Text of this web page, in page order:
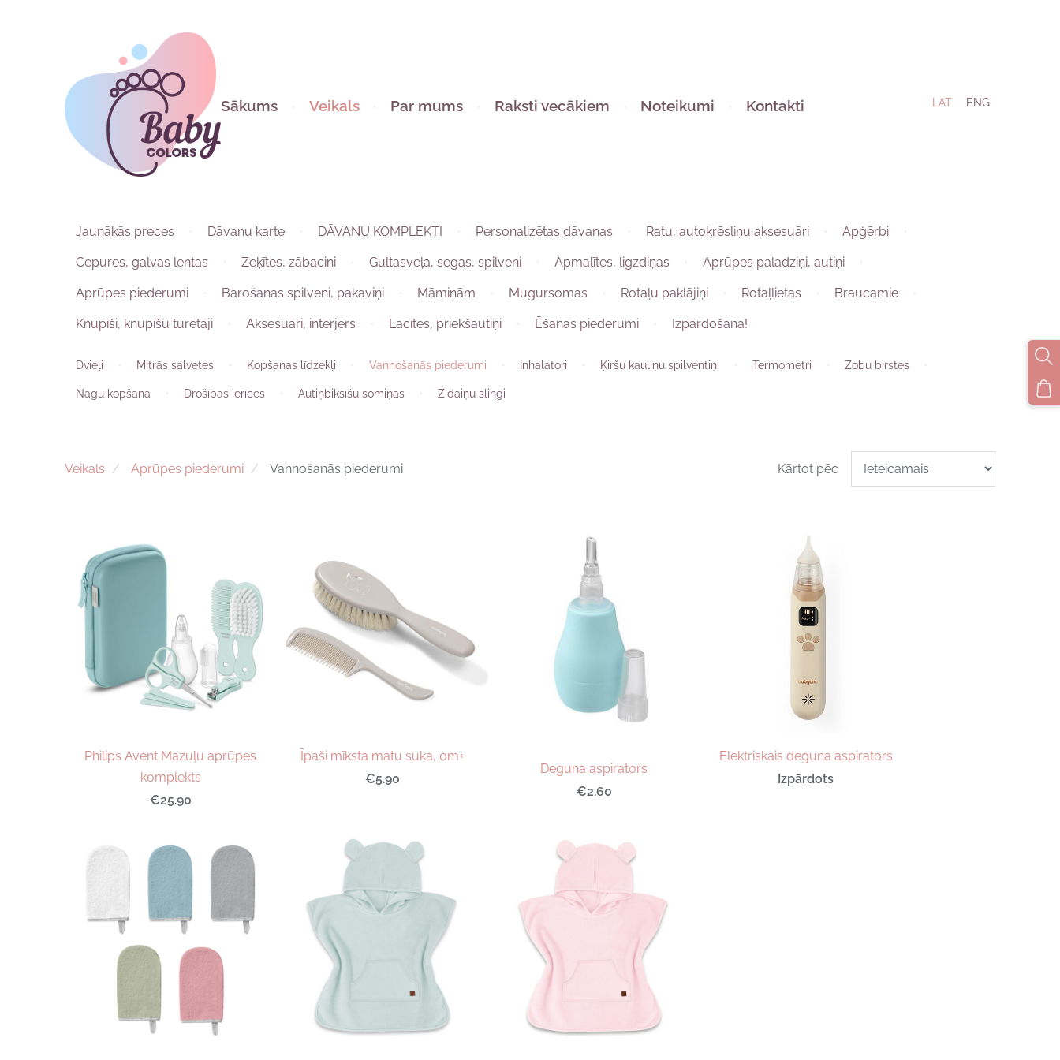
Sākums Veikals Par mums Raksti vecākiem Noteikumi Kontakti LAT ENG
Jaunākās preces Dāvanu karte DĀVANU KOMPLEKTI Personalizētas dāvanas Ratu, autokrēsliņu aksesuāri Apģērbi
Cepures, galvas lentas Zeķītes, zābaciņi Gultasveļa, segas, spilveni Apmalītes, ligzdiņas Aprūpes paladziņi, autiņi
Aprūpes piederumi Barošanas spilveni, pakaviņi Māmiņām Mugursomas Rotaļu paklājiņi Rotaļlietas Braucamie
Knupīši, knupīšu turētāji Aksesuāri, interjers Lacītes, priekšautiņi Ēšanas piederumi Izpārdošana!
Dvieļi Mitrās salvetes Kopšanas līdzekļi Vannošanās piederumi Inhalatori Ķiršu kauliņu spilventiņi Termometri Zobu birstes
Nagu kopšana Drošības ierīces Autiņbiksīšu somiņas Zīdaiņu slingi
Veikals Aprūpes piederumi Vannošanās piederumi Kārtot pēc
Philips Avent Mazuļu aprūpes
komplekts
€25.90
Īpaši mīksta matu suka, 0m+
€5.90
Deguna aspirators
€2.60
Elektriskais deguna aspirators
Izpārdots